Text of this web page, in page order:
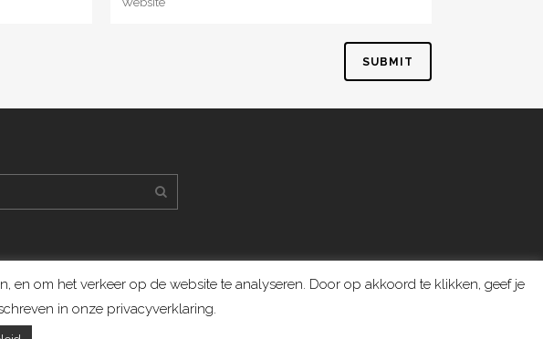
om het verkeer op de website te analyseren. Door op akkoord te klikken, geef je
in onze privacyverklaring.